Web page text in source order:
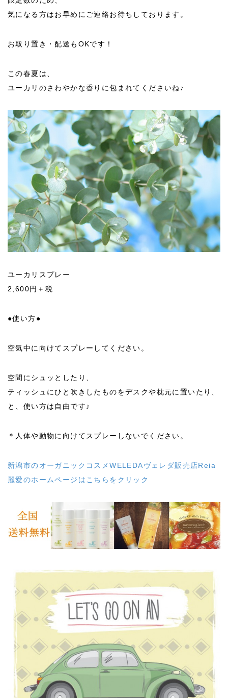
気になる方はお早めにご連絡お待ちしております。
お取り置き・配送もOKです！
この春夏は、
ユーカリのさわやかな香りに包まれてくださいね♪
ユーカリスプレー
2,600円＋税
●使い方●
空気中に向けてスプレーしてください。
空間にシュッとしたり、
ティッシュにひと吹きしたものをデスクや枕元に置いたり、
と、使い方は自由です♪
＊人体や動物に向けてスプレーしないでください。
新潟市のオーガニックコスメWELEDAヴェレダ販売店Reia
麗愛のホームページはこちらをクリック